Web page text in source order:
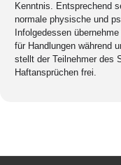
Kenntnis. Entsprechend
normale physische und
Infolgedessen
für Handlungen während
stellt der Teilnehmer des
Haftansprüchen frei.